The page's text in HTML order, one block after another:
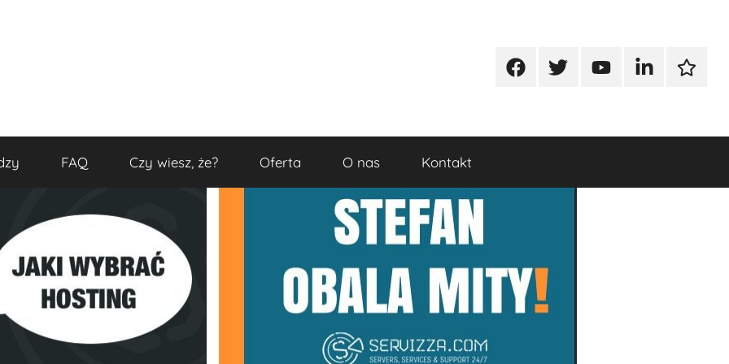
FacebookTwitterYoutubeLinkedinGoogle
FAQ Czy wiesz, że? Oferta O nas Kontakt